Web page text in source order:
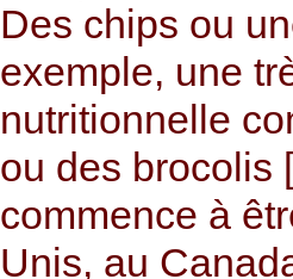
Des chips ou
exemple, une
nutritionnelle
ou des brocolis
commence à
Unis, au